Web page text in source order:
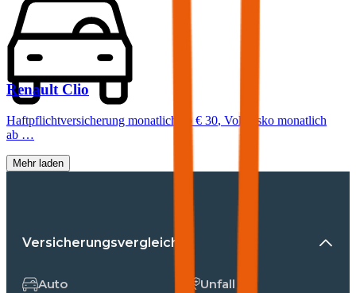
Renault Clio
Haftpflichtversicherung monatlich ab€ 30, Vollkasko monatlich
ab …
Mehr laden
Versicherungsvergleiche
Auto
Unfall